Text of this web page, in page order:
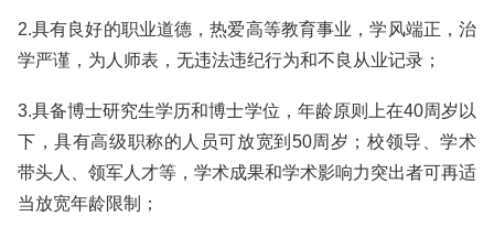
2.具有良好的职业道德，热爱高等教育事业，学风端正，治
学严谨，为人师表，无违法违纪行为和不良从业记录；
3.具备博士研究生学历和博士学位，年龄原则上在40周岁以
下，具有高级职称的人员可放宽到50周岁；校领导、学术
带头人、领军人才等，学术成果和学术影响力突出者可再适
当放宽年龄限制；